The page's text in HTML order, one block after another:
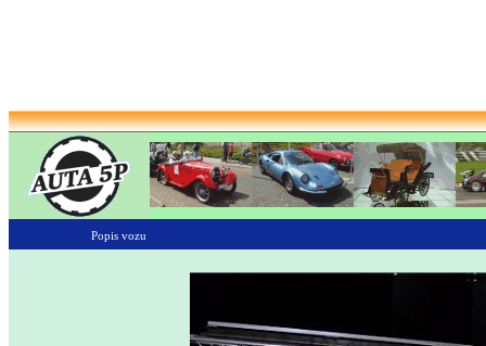
Popis vozu